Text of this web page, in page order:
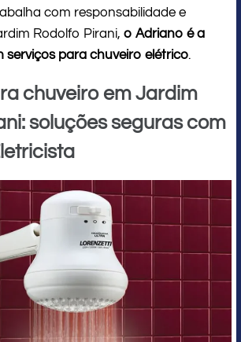
com responsabilidade e
Rodolfo Pirani, o Adriano é a
serviços para chuveiro elétrico.
chuveiro em Jardim
soluções seguras com